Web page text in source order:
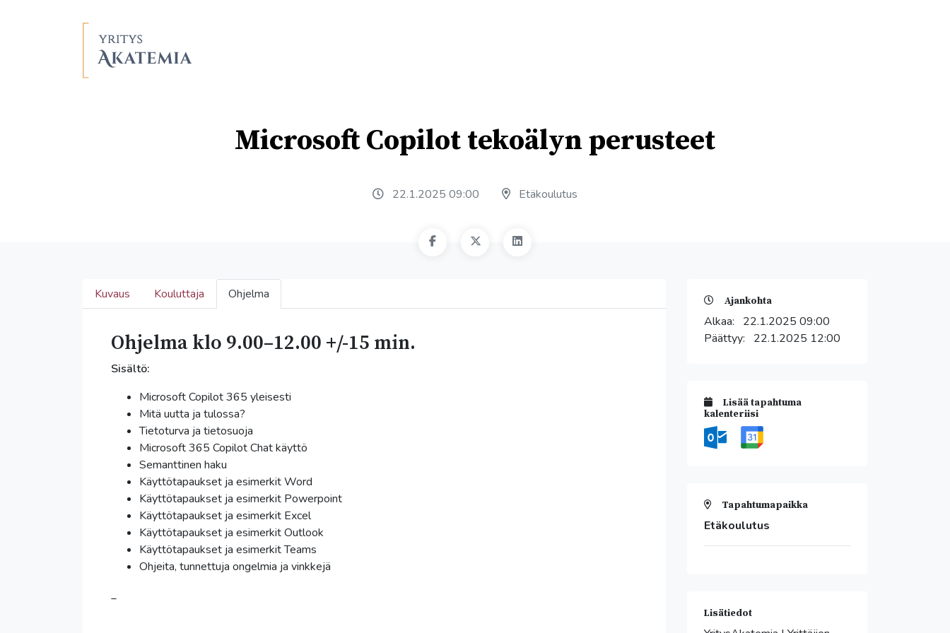
Microsoft Copilot tekoälyn perusteet
22.1.2025 09:00 Etäkoulutus
Kuvaus Kouluttaja Ohjelma
Ohjelma klo 9.00–12.00 +/-15 min.
Sisältö:
Microsoft Copilot 365 yleisesti
Mitä uutta ja tulossa?
Tietoturva ja tietosuoja
Microsoft 365 Copilot Chat käyttö
Semanttinen haku
Käyttötapaukset ja esimerkit Word
Käyttötapaukset ja esimerkit Powerpoint
Käyttötapaukset ja esimerkit Excel
Käyttötapaukset ja esimerkit Outlook
Käyttötapaukset ja esimerkit Teams
Ohjeita, tunnettuja ongelmia ja vinkkejä
_
Ajankohta
Alkaa: 22.1.2025 09:00
Päättyy: 22.1.2025 12:00
Lisää tapahtuma
kalenteriisi
Tapahtumapaikka
Etäkoulutus
Lisätiedot